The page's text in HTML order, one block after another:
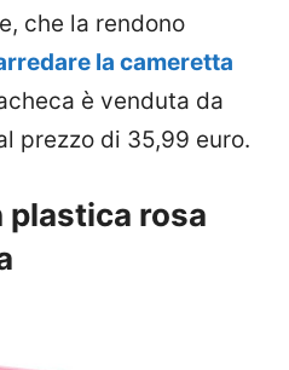
che la rendono
la cameretta
è venduta da
prezzo di 35,99 euro.
rosa